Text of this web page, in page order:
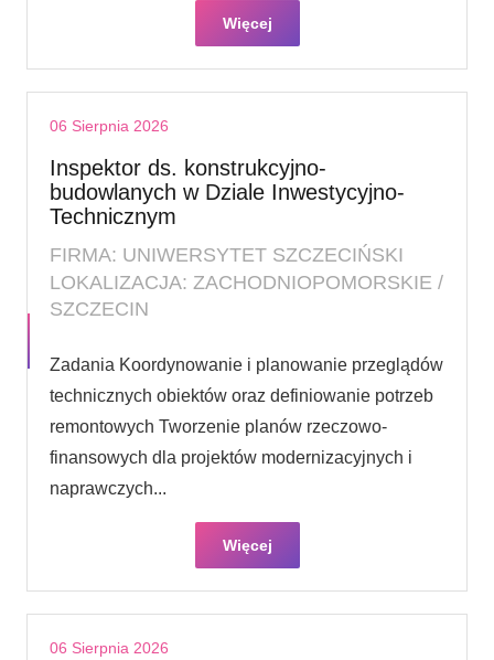
Więcej
06 Sierpnia 2026
Inspektor ds. konstrukcyjno-
budowlanych w Dziale Inwestycyjno-
Technicznym
FIRMA: UNIWERSYTET SZCZECIŃSKI
LOKALIZACJA: ZACHODNIOPOMORSKIE /
SZCZECIN
Zadania Koordynowanie i planowanie przeglądów
technicznych obiektów oraz definiowanie potrzeb
remontowych Tworzenie planów rzeczowo-
finansowych dla projektów modernizacyjnych i
naprawczych...
Więcej
06 Sierpnia 2026